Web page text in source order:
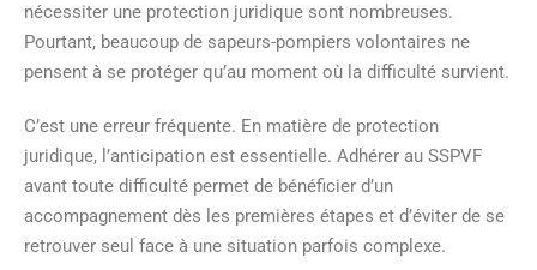
nécessiter une protection juridique sont nombreuses.
Pourtant, beaucoup de sapeurs-pompiers volontaires ne
pensent à se protéger qu’au moment où la difficulté survient.
C’est une erreur fréquente. En matière de protection
juridique, l’anticipation est essentielle. Adhérer au SSPVF
avant toute difficulté permet de bénéficier d’un
accompagnement dès les premières étapes et d’éviter de se
retrouver seul face à une situation parfois complexe.